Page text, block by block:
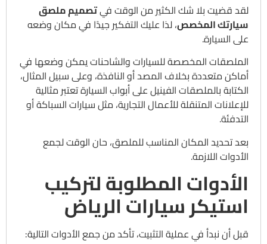
لقد قضيت بلا شك الكثير من الوقت فيتصميم ملصق
سيارتك المخصص، لذا عليك التفكير جيدًا في مكان وضعه
على السيارة.
الملصقات المخصصة للسيارات والشاحنات يمكن وضعها في
أماكن متعددة بخلاف المصد أو النافذة، وعلى سبيل المثال،
الكتابة بالملصقات الفينيل على أبواب السيارة تعتبر مثالية
للإعلانات المتنقلة للأعمال التجارية، مثل سيارات السباكة أو
التدفئة.
بعد تحديد المكان المناسب للملصق، حان الوقت لجمع
الأدوات اللازمة.
الأدوات المطلوبة لتركيب
استيكر سيارات الرياض
قبل أن نبدأ في عملية التثبيت، تأكد من جمع الأدوات التالية: